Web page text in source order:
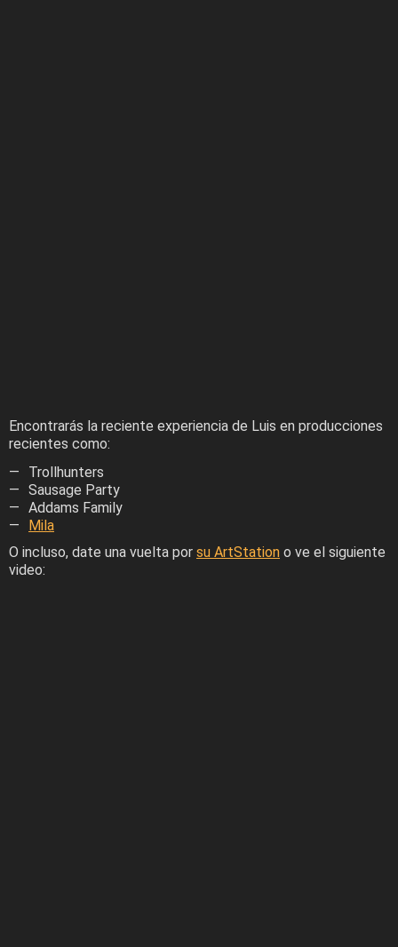
Encontrarás la reciente experiencia de Luis en producciones
recientes como:
Trollhunters
Sausage Party
Addams Family
Mila
O incluso, date una vuelta por su ArtStation o ve el siguiente
video: